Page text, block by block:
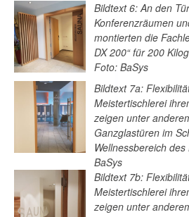
Bildtext 6: An den
Konferenzräumen
montierten die
DX 200“ für 200
Foto: BaSys
Bildtext 7a:
Meistertischlerei
zeigen unter
Ganzglastüren im
Wellnessbereich des
BaSys
Bildtext 7b:
Meistertischlerei
zeigen unter